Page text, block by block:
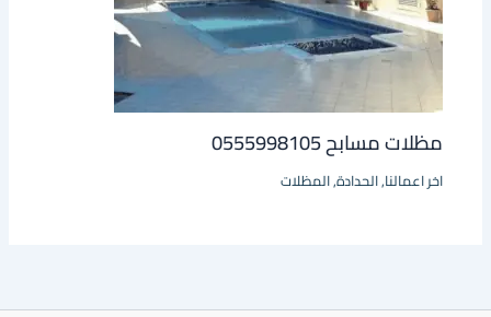
مظلات مسابح 0555998105
اخر اعمالنا,الحدادة,المظلات